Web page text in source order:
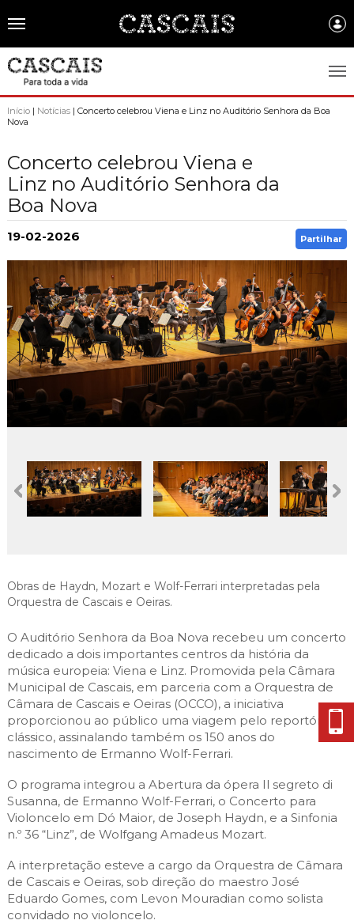
Português
CASCAIS.PT
SOBRE CASCAIS:
História
Arquivo Historico
Recursos educativos - história e património
GOVERNO LOCAL:
Assembleia Municipal
Câmara Municipal
Gestão administrativa e financeira
Projetos Cofinanciados
Transparência Municipal
Planeamento Estratégico
Reabilitação urbana
Urbanismo
FREGUESIAS:
Carcavelos e Parede
Cascais e Estoril
S. Domingos de Rana
EMPRESAS MUNICIPAIS:
Cascais Ambiente
Cascais Dinâmica
Cascais Envolvente
FACTOS E NÚMEROS:
Ambiente & Energia
Economia & Inovação
Governação
Sociedade & Educação
COMUNICAÇÃO:
Jornal C
Agenda do executivo
VIVER
TEMPOS LIVRES
MOBILIDADE
SERVIÇOS
MAPA DO PORTAL
Início| Notícias| Concerto celebrou Viena e Linz no Auditório Senhora da Boa
Nova
Concerto celebrou Viena e
Linz no Auditório Senhora da
Boa Nova
19-02-2026 Partilhar
Obras de Haydn, Mozart e Wolf-Ferrari interpretadas pela
Orquestra de Cascais e Oeiras.
O Auditório Senhora da Boa Nova recebeu um concerto
dedicado a dois importantes centros da história da
música europeia: Viena e Linz. Promovida pela Câmara
Municipal de Cascais, em parceria com a Orquestra de
Câmara de Cascais e Oeiras (OCCO), a iniciativa
proporcionou ao público uma viagem pelo reportório
clássico, assinalando também os 150 anos do
nascimento de Ermanno Wolf-Ferrari.
O programa integrou a Abertura da ópera Il segreto di
Susanna, de Ermanno Wolf-Ferrari, o Concerto para
Violoncelo em Dó Maior, de Joseph Haydn, e a Sinfonia
n.º 36 “Linz”, de Wolfgang Amadeus Mozart.
A interpretação esteve a cargo da Orquestra de Câmara
de Cascais e Oeiras, sob direção do maestro José
Eduardo Gomes, com Levon Mouradian como solista
convidado no violoncelo.